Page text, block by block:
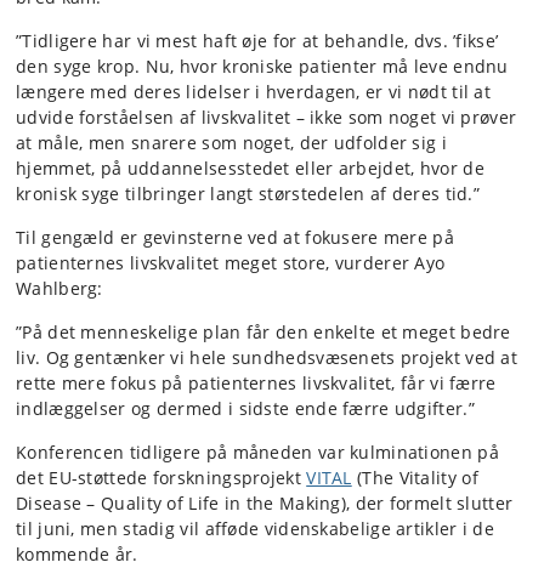
”Tidligere har vi mest haft øje for at behandle, dvs. ’fikse’
den syge krop. Nu, hvor kroniske patienter må leve endnu
længere med deres lidelser i hverdagen, er vi nødt til at
udvide forståelsen af livskvalitet – ikke som noget vi prøver
at måle, men snarere som noget, der udfolder sig i
hjemmet, på uddannelsesstedet eller arbejdet, hvor de
kronisk syge tilbringer langt størstedelen af deres tid.”
Til gengæld er gevinsterne ved at fokusere mere på
patienternes livskvalitet meget store, vurderer Ayo
Wahlberg:
”På det menneskelige plan får den enkelte et meget bedre
liv. Og gentænker vi hele sundhedsvæsenets projekt ved at
rette mere fokus på patienternes livskvalitet, får vi færre
indlæggelser og dermed i sidste ende færre udgifter.”
Konferencen tidligere på måneden var kulminationen på
det EU-støttede forskningsprojektVITAL (The Vitality of
Disease – Quality of Life in the Making), der formelt slutter
til juni, men stadig vil afføde videnskabelige artikler i de
kommende år.